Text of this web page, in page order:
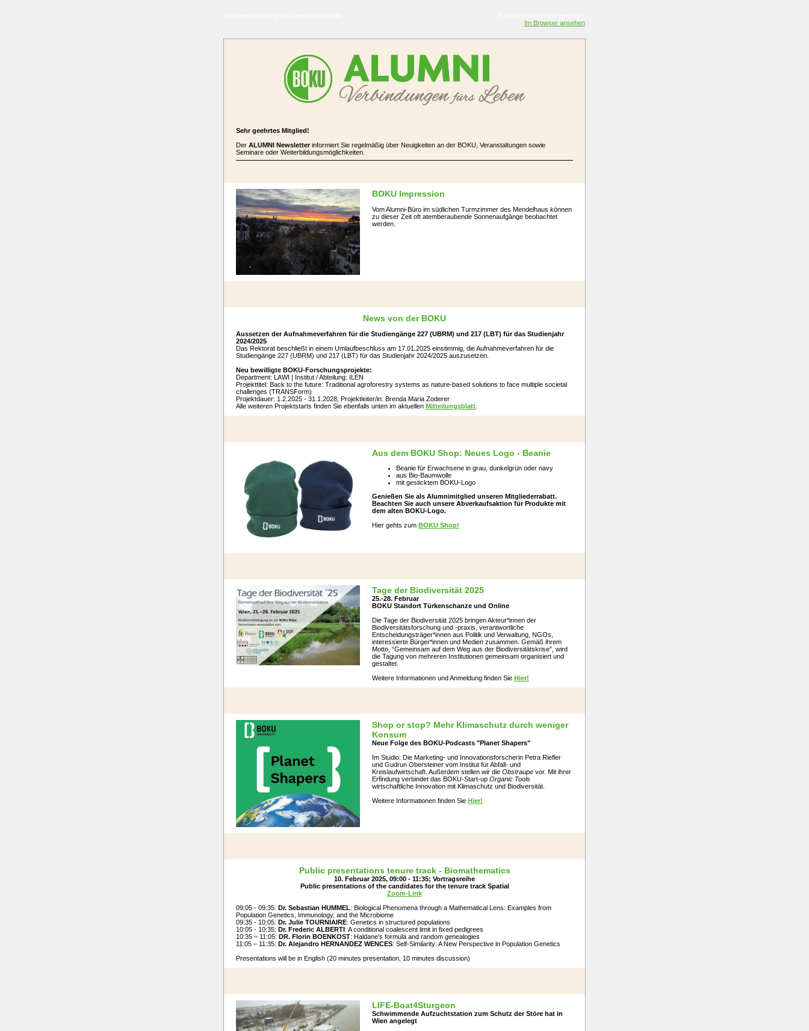
Im Browser ansehen
Sehr geehrtes Mitglied!
Der ALUMNI Newsletterinformiert Sie regelmäßig über Neuigkeiten an der BOKU, Veranstaltungen sowie
Seminare oder Weiterbildungsmöglichkeiten.
BOKU Impression
Vom Alumni-Büro im südlichen Turmzimmer des Mendelhaus können
zu dieser Zeit oft atemberaubende Sonnenaufgänge beobachtet
werden.
News von der BOKU
Aussetzen der Aufnahmeverfahren für die Studiengänge 227 (UBRM) und 217 (LBT) für das Studienjahr
2024/2025
Das Rektorat beschließt in einem Umlaufbeschluss am 17.01.2025 einstimmig, die Aufnahmeverfahren für die
Studiengänge 227 (UBRM) und 217 (LBT) für das Studienjahr 2024/2025 auszusetzen.
Neu bewilligte BOKU-Forschungsprojekte:
Department: LAWI | Institut / Abteilung: ILEN
Projekttitel: Back to the future: Traditional agroforestry systems as nature-based solutions to face multiple societal
challenges (TRANSForm)
Projektdauer: 1.2.2025 - 31.1.2028; Projektleiter/in: Brenda Maria Zoderer
Alle weiteren Projektstarts finden Sie ebenfalls unten im aktuellen Mitteilungsblatt
Aus dem BOKU Shop: Neues Logo - Beanie
Beanie für Erwachsene in grau, dunkelgrün oder navy
aus Bio-Baumwolle
mit gesticktem BOKU-Logo
Genießen Sie als Alumnimitglied unseren Mitgliederrabatt.
Beachten Sie auch unsere Abverkaufsaktion für Produkte mit
dem alten BOKU-Logo.
Hier gehts zum BOKU Shop!
Tage der Biodiversität 2025
25.-28. Februar
BOKU Standort Türkenschanze und Online
Die Tage der Biodiversität 2025 bringen Akteur*innen der
Biodiversitätsforschung und -praxis, verantwortliche
Entscheidungsträger*innen aus Politik und Verwaltung, NGOs,
interessierte Bürger*innen und Medien zusammen. Gemäß ihrem
Motto, “Gemeinsam auf dem Weg aus der Biodiversitätskrise”, wird
die Tagung von mehreren Institutionen gemeinsam organisiert und
gestaltet.
Weitere Informationen und Anmeldung finden Sie Hier!
Shop or stop? Mehr Klimaschutz durch weniger
Konsum
Neue Folge des BOKU-Podcasts "Planet Shapers"
Im Studio: Die Marketing- und Innovationsforscherin Petra Riefler
und Gudrun Obersteiner vom Institut für Abfall- und
Kreislaufwirtschaft. Außerdem stellen wir die Obstraupe vor. Mit ihrer
Erfindung verbindet das BOKU-Start-up Organic Tools
wirtschaftliche Innovation mit Klimaschutz und Biodiversität.
Weitere Informationen finden Sie Hier!
Public presentations tenure track - Biomathematics
10. Februar 2025, 09:00 ‐ 11:35; Vortragsreihe
Public presentations of the candidates for the tenure track Spatial
Zoom-Link
09:05 - 09:35: Dr. Sebastian HUMMEL: Biological Phenomena through a Mathematical Lens: Examples from
Population Genetics, Immunology, and the Microbiome
09:35 - 10:05: Dr. Julie TOURNIAIRE: Genetics in structured populations
10:05 - 10:35: Dr. Frederic ALBERTI: A conditional coalescent limit in fixed pedigrees
10:35 – 11:05: DR. Florin BOENKOST: Haldane's formula and random genealogies
11:05 – 11:35: Dr. Alejandro HERNANDEZ WENCES: Self-Similarity: A New Perspective in Population Genetics
Presentations will be in English (20 minutes presentation, 10 minutes discussion)
LIFE-Boat4Sturgeon
Schwimmende Aufzuchtstation zum Schutz der Störe hat in
Wien angelegt